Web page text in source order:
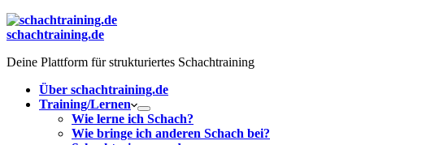
schachtraining.de
Deine Plattform für strukturiertes Schachtraining
Über schachtraining.de
Training/Lernen
Wie lerne ich Schach?
Wie bringe ich anderen Schach bei?